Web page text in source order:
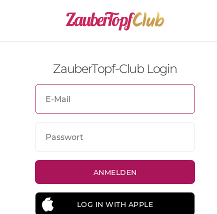
ZauberTopf-Club Login
LOG IN WITH APPLE